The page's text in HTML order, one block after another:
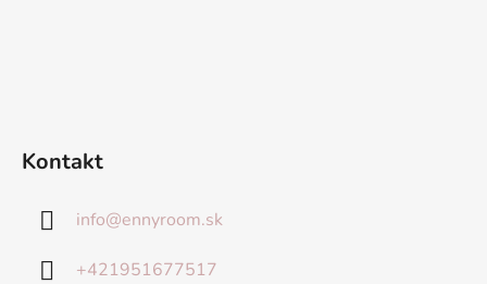
Kontakt
info@ennyroom.sk
+421951677517